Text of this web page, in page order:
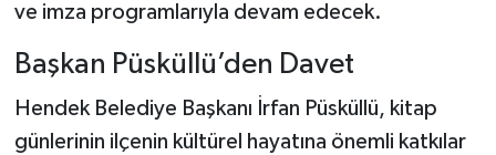
ve imza programlarıyla devam edecek.
Başkan Püsküllü’den Davet
Hendek Belediye Başkanı İrfan Püsküllü, kitap
günlerinin ilçenin kültürel hayatına önemli katkılar